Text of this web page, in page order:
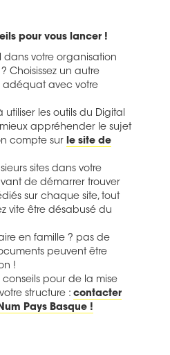
pour vous lancer !
dans votre organisation
Choisissez un autre
adéquat avec votre
utiliser les outils du Digital
appréhender le sujet
compte sur le site de
sites dans votre
de démarrer trouver
sur chaque site, tout
vite être désabusé du
en famille ? pas de
peuvent être
!
conseils pour de la mise
structure : contacter
Pays Basque !